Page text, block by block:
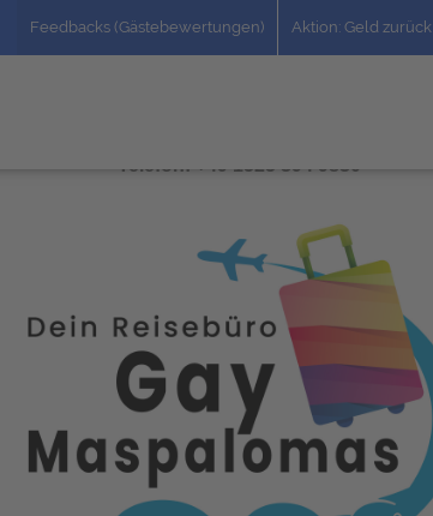
Feedbacks (Gästebewertungen) Aktion: Geld zurück
Telefon: +49 1525 394 9830